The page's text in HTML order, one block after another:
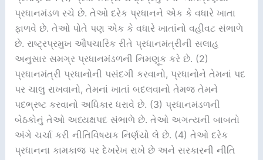
પ્રધાનમંડળ રચે છે. તેઓ દરેક પ્રધાનને એક કે વધારે ખાતા
ફાળવે છે. તેઓ પોતે પણ એક કે વધારે ખાતાંનો વહીવટ સંભાળે
છે. રાષ્ટ્રપ્રમુખ ઔપચારિક રીતે પ્રધાનમંત્રીની સલાહ
અનુસાર સમગ્ર પ્રધાનમંડળની નિમણૂક કરે છે. (2)
પ્રધાનમંત્રી પ્રધાનોની પસંદગી કરવાનો, પ્રધાનોને તેમનાં પદ
પર ચાલુ રાખવાનો, તેમનાં ખાતાં બદલવાનો તેમજ તેમને
પદભ્રષ્ટ કરવાનો અધિકાર ધરાવે છે. (3) પ્રધાનમંડળની
બેઠકોનું તેઓ અધ્યક્ષપદ સંભાળે છે. તેઓ અગત્યની બાબતો
અંગે ચર્ચા કરી નીતિવિષયક નિર્ણયો લે છે. (4) તેઓ દરેક
પ્રધાનના કામકાજ પર દેખરેખ રાખે છે અને સરકારની નીતિ